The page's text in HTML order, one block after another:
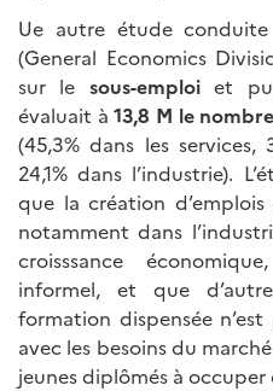
Ue autre étude
(General Economics
sur le sous-emploiet
évaluait à13,8 M le
(45,3% dans les services,
24,1% dans l’industrie).
que la création
notamment dans
croisssance
informel, et que
formation dispensée
avec les besoins du
jeunes diplômés à occuper